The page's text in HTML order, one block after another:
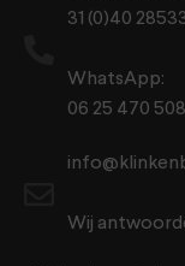
31 (0)40
WhatsApp:
06 25 470 508
Wij